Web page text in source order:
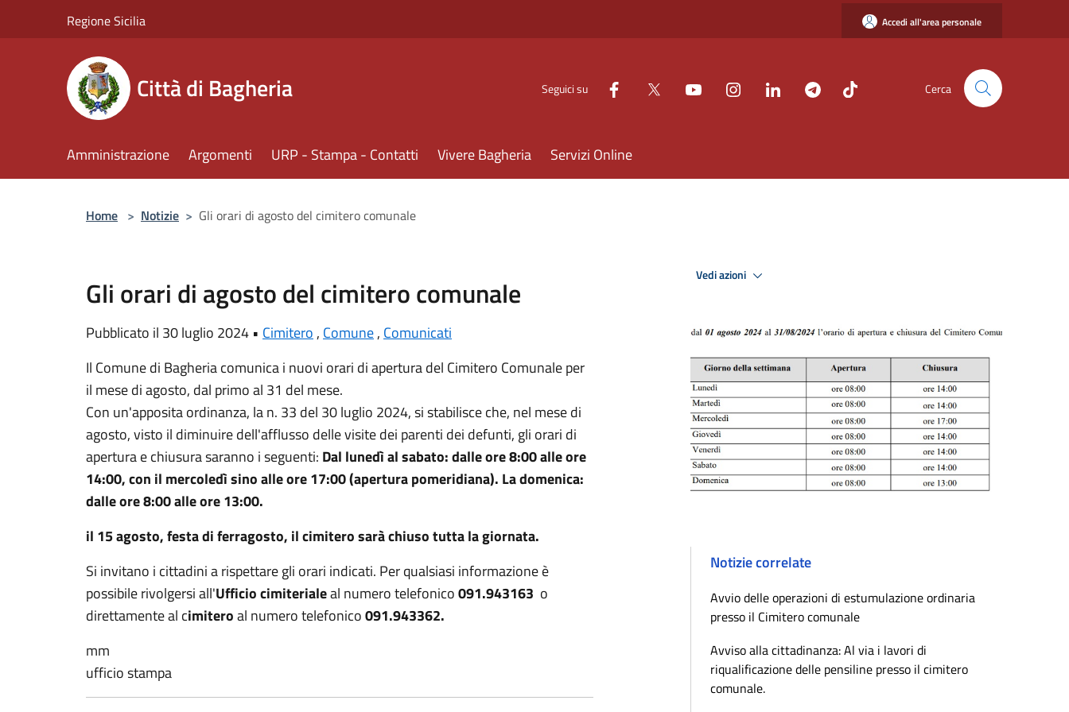
Regione Sicilia Accedi all'area personale
Città di Bagheria Seguici su Cerca
Amministrazione Argomenti URP - Stampa - Contatti Vivere Bagheria Servizi Online
Home > Notizie > Gli orari di agosto del cimitero comunale
Gli orari di agosto del cimitero comunale
Pubblicato il 30 luglio 2024 • Cimitero , Comune, Comunicati
Il Comune di Bagheria comunica i nuovi orari di apertura del Cimitero Comunale per
il mese di agosto, dal primo al 31 del mese.
Con un'apposita ordinanza, la n. 33 del 30 luglio 2024, si stabilisce che, nel mese di
agosto, visto il diminuire dell'afflusso delle visite dei parenti dei defunti, gli orari di
apertura e chiusura saranno i seguenti: Dal lunedì al sabato: dalle ore 8:00 alle ore
14:00, con il mercoledì sino alle ore 17:00 (apertura pomeridiana). La domenica:
dalle ore 8:00 alle ore 13:00.
il 15 agosto, festa di ferragosto, il cimitero sarà chiuso tutta la giornata.
Si invitano i cittadini a rispettare gli orari indicati. Per qualsiasi informazione è
possibile rivolgersi all'Ufficio cimiterialeal numero telefonico091.943163 o
direttamente al cimiteroal numero telefonico091.943362.
mm
ufficio stampa
Vedi azioni
Notizie correlate
Avvio delle operazioni di estumulazione ordinaria
presso il Cimitero comunale
Avviso alla cittadinanza: Al via i lavori di
riqualificazione delle pensiline presso il cimitero
comunale.